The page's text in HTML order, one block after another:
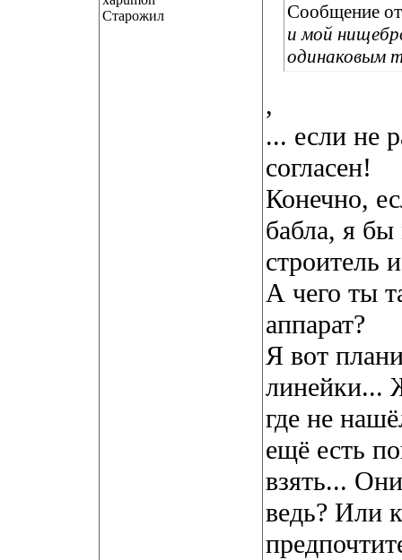
Старожил
Сообщение
и мой
одинаковым
,
... если не
согласен!
Конечно,
бабла, я
строитель
А чего ты
аппарат?
Я вот
линейки...
где не
ещё есть
взять...
ведь? Или